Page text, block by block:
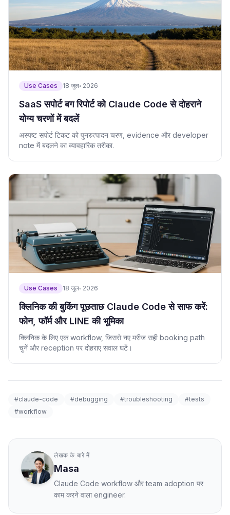
Use Cases 18 जुल॰ 2026
SaaS सपोर्ट बग रिपोर्ट को Claude Code से दोहराने
योग्य चरणों में बदलें
अस्पष्ट सपोर्ट टिकट को पुनरुत्पादन चरण, evidence और developer
note में बदलने का व्यावहारिक तरीका.
Use Cases 18 जुल॰ 2026
क्लिनिक की बुकिंग पूछताछ Claude Code से साफ करें:
फोन, फॉर्म और LINE की भूमिका
क्लिनिक के लिए एक workflow, जिससे नए मरीज सही booking path
चुनें और reception पर दोहराए सवाल घटें।
#claude-code #debugging #troubleshooting
#tests
#workflow
लेखक के बारे में
Masa
Claude Code workflow और team adoption पर
काम करने वाला engineer.